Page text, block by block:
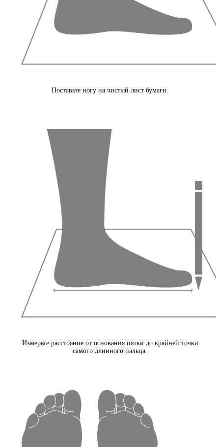
Поставьте ногу на чистый лист бумаги.
Измерьте расстояние от основания пятки до крайней точки
самого длинного пальца.